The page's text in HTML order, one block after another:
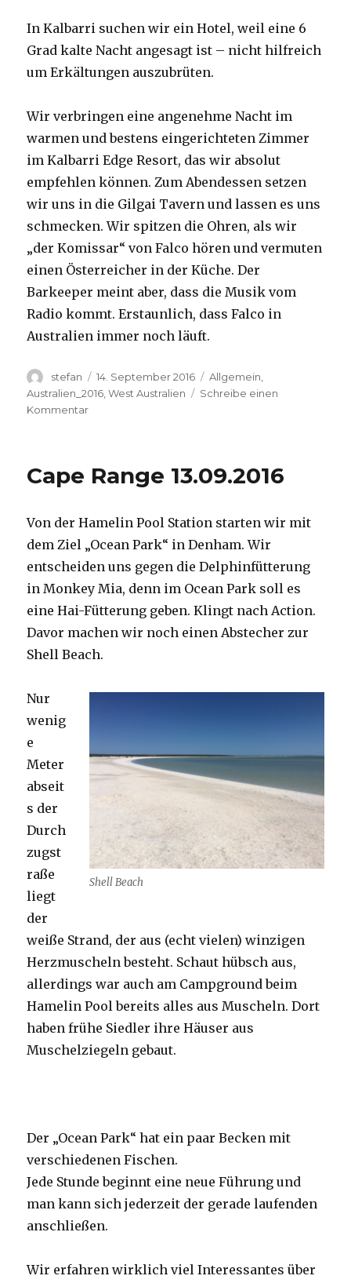
In Kalbarri suchen wir ein Hotel, weil eine 6
Grad kalte Nacht angesagt ist – nicht hilfreich
um Erkältungen auszubrüten.
Wir verbringen eine angenehme Nacht im
warmen und bestens eingerichteten Zimmer
im Kalbarri Edge Resort, das wir absolut
empfehlen können. Zum Abendessen setzen
wir uns in die Gilgai Tavern und lassen es uns
schmecken. Wir spitzen die Ohren, als wir
„der Komissar“ von Falco hören und vermuten
einen Österreicher in der Küche. Der
Barkeeper meint aber, dass die Musik vom
Radio kommt. Erstaunlich, dass Falco in
Australien immer noch läuft.
Autor
stefan
Veröffentlicht
am
14. September 2016 Kategorien
Allgemein
Australien_2016 ,West Australien
Schreibe einen
Kommentarzu
Cape Range 13.09.2016
Von der Hamelin Pool Station starten wir mit
dem Ziel „Ocean Park“ in Denham. Wir
entscheiden uns gegen die Delphinfütterung
in Monkey Mia, denn im Ocean Park soll es
eine Hai-Fütterung geben. Klingt nach Action.
Davor machen wir noch einen Abstecher zur
Shell Beach.
Shell Beach
Nur
wenig
e
Meter
abseit
s der
Durch
zugst
raße
liegt
der
weiße Strand, der aus (echt vielen) winzigen
Herzmuscheln besteht. Schaut hübsch aus,
allerdings war auch am Campground beim
Hamelin Pool bereits alles aus Muscheln. Dort
haben frühe Siedler ihre Häuser aus
Muschelziegeln gebaut.
Der „Ocean Park“ hat ein paar Becken mit
verschiedenen Fischen.
Jede Stunde beginnt eine neue Führung und
man kann sich jederzeit der gerade laufenden
anschließen.
Wir erfahren wirklich viel Interessantes über